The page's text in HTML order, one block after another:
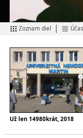
Zoznam diel
Už len 14980krát, 2018